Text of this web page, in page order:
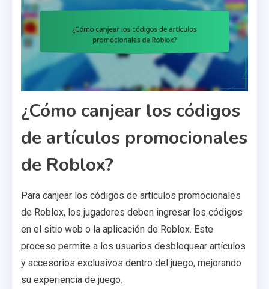
¿Cómo canjear los códigos
de artículos promocionales
de Roblox?
Para canjear los códigos de artículos promocionales
de Roblox, los jugadores deben ingresar los códigos
en el sitio web o la aplicación de Roblox. Este
proceso permite a los usuarios desbloquear artículos
y accesorios exclusivos dentro del juego, mejorando
su experiencia de juego.